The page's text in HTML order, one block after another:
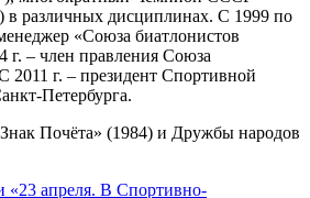
в различных дисциплинах. С 1999 по
«Союза биатлонистов
г. – член правления Союза
2011 г. – президент Спортивной
Петербурга.
Почёта» (1984) и Дружбы народов